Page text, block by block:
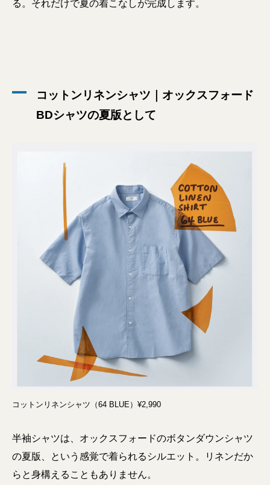
る。それだけで夏の着こなしが完成します。
コットンリネンシャツ｜オックスフォード
BDシャツの夏版として
コットンリネンシャツ（64 BLUE）¥2,990
半袖シャツは、オックスフォードのボタンダウンシャツ
の夏版、という感覚で着られるシルエット。リネンだか
らと身構えることもありません。